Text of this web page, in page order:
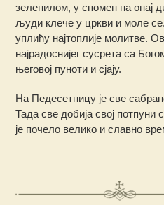
зеленилом, у спомен на онај
људи клече у цркви и моле
уплићу најтоплије молитве.
најрадоснијег сусрета са
његовој пуноти и сјају.
На Педесетницу је све
Тада све добија свој потпуни
је почело велико и славно